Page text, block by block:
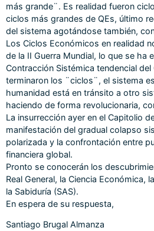
más grande¨. Es realidad fueron
ciclos más grandes de QEs, último
del sistema agotándose también,
Los Ciclos Económicos en realidad
de la II Guerra Mundial, lo que se ha
Contracción Sistémica tendencial del
terminaron los ¨ciclos¨, el sistema
humanidad está en tránsito a otro
haciendo de forma revolucionaria,
La insurrección ayer en el Capitolio
manifestación del gradual colapso
polarizada y la confrontación entre
financiera global.
Pronto se conocerán los
Real General, la Ciencia Económica,
la Sabiduría (SAS).
En espera de su respuesta,
Santiago Brugal Almanza